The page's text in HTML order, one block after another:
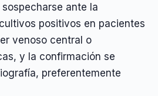
ante la
positivos en pacientes
venoso central o
y la confirmación se
preferentemente